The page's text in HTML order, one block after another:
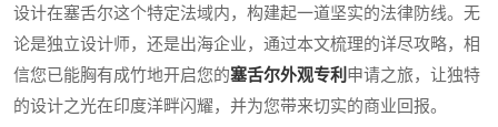
设计在塞舌尔这个特定法域内，构建起一道坚实的法律防线。无
论是独立设计师，还是出海企业，通过本文梳理的详尽攻略，相
信您已能胸有成竹地开启您的塞舌尔外观专利 申请之旅，让独特
的设计之光在印度洋畔闪耀，并为您带来切实的商业回报。